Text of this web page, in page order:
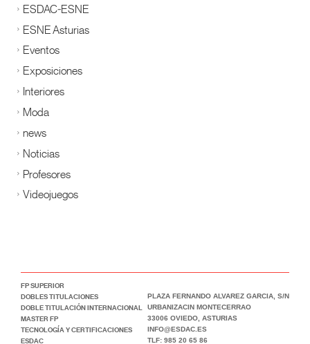
ESDAC-ESNE
ESNE Asturias
Eventos
Exposiciones
Interiores
Moda
news
Noticias
Profesores
Videojuegos
FP SUPERIOR
DOBLES TITULACIONES
DOBLE TITULACIÓN INTERNACIONAL
MASTER FP
TECNOLOGÍA Y CERTIFICACIONES
ESDAC
PLAZA FERNANDO ALVAREZ GARCIA, S/N
URBANIZACIN MONTECERRAO
33006 OVIEDO, ASTURIAS
INFO@ESDAC.ES
TLF: 985 20 65 86